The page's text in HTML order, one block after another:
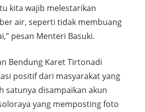
kita wajib melestarikan
air, seperti tidak membuang
pesan Menteri Basuki.
Bendung Karet Tirtonadi
positif dari masyarakat yang
satunya disampaikan akun
yang memposting foto